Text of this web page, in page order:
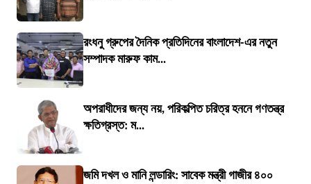
রংধনু গ্রুপের দৈনিক প্রতিদিনের বাংলাদেশ-এর নতুন
সম্পাদক মারুফ কাম...
অপরাধীদের জন্য নয়, পরিকল্পিত চরিত্র হননে গণতন্ত্র
ক্ষতিগ্রস্ত: ম...
জমি দখল ও মানি লন্ডারিং: সাবেক মন্ত্রী গাজীর ৪০০